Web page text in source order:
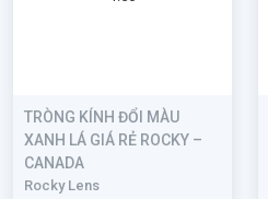
TRÒNG KÍNH ĐỔI MÀU
XANH LÁ GIÁ RẺ ROCKY –
CANADA
Rocky Lens